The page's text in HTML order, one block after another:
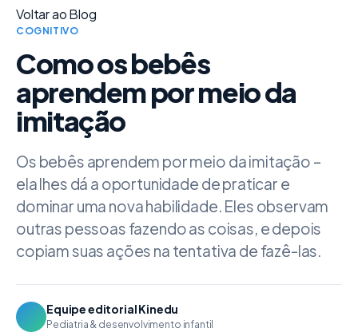
Voltar ao Blog
COGNITIVO
Como os bebês
aprendem por meio da
imitação
Os bebês aprendem por meio da imitação –
ela lhes dá a oportunidade de praticar e
dominar uma nova habilidade. Eles observam
outras pessoas fazendo as coisas, e depois
copiam suas ações na tentativa de fazê-las.
Equipe editorial Kinedu
Pediatria & desenvolvimento infantil